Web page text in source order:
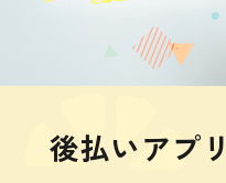
後払いアプ